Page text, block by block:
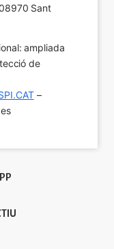
Sant
ampliada
de
–